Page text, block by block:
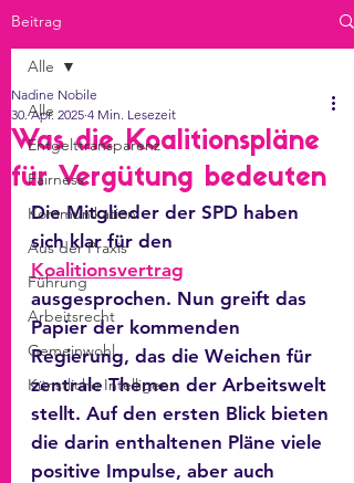
Beitrag
Alle
Entgelttransparenz
Fairness
Kommunikation
Aus der Praxis
Führung
Arbeitsrecht
Gemeinwohl
Künstliche Intelligenz
Alle
Was die Koalitionspläne
für Vergütung bedeuten
Nadine Nobile
30. Apr. 2025 4 Min. Lesezeit
Die Mitglieder der SPD haben
sich klar für den
Koalitionsvertrag
ausgesprochen. Nun greift das
Papier der kommenden
Regierung, das die Weichen für
zentrale Themen der Arbeitswelt
stellt. Auf den ersten Blick bieten
die darin enthaltenen Pläne viele
positive Impulse, aber auch